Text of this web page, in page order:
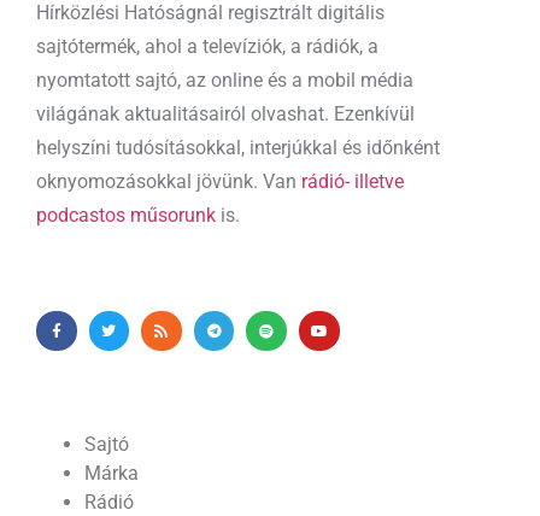
Hírközlési Hatóságnál regisztrált digitális
sajtótermék, ahol a televíziók, a rádiók, a
nyomtatott sajtó, az online és a mobil média
világának aktualitásairól olvashat. Ezenkívül
helyszíni tudósításokkal, interjúkkal és időnként
oknyomozásokkal jövünk. Van rádió- illetve
podcastos műsorunk is.
Sajtó
Márka
Rádió